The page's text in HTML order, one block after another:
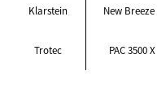
Klarstein New Breeze
Trotec PAC 3500 X